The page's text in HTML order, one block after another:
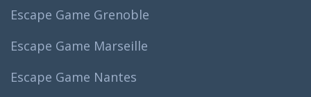
Escape Game Grenoble
Escape Game Marseille
Escape Game Nantes